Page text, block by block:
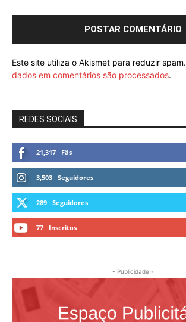
Este site utiliza o Akismet para reduzir spam.
dados em comentários são processados.
REDES SOCIAIS
21,317 Fãs
3,503 Seguidores
289 Seguidores
77 Inscritos
- Publicidade -